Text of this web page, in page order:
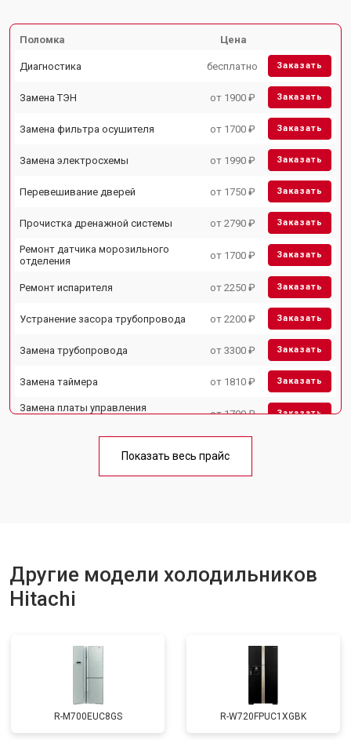
Поломка Цена
Диагностика бесплатно Заказать
Замена ТЭН от 1900 ₽ Заказать
Замена фильтра осушителя от 1700 ₽ Заказать
Замена электросхемы от 1990 ₽ Заказать
Перевешивание дверей от 1750 ₽ Заказать
Прочистка дренажной системы от 2790 ₽ Заказать
Ремонт датчика морозильного
отделения
от 1700 ₽ Заказать
Ремонт испарителя от 2250 ₽ Заказать
Устранение засора трубопровода от 2200 ₽ Заказать
Замена трубопровода от 3300 ₽ Заказать
Замена таймера от 1810 ₽ Заказать
Замена платы управления
от 1700 ₽ Заказать
Ремонт/замена датчика
Замена термостата от 1700 ₽
Замена нагревателя испарителя от 2550 ₽ Заказать
Замена нагревателя оттайки
Устранение утечки хладагента от 1900 ₽
Показать весь прайс
Другие модели холодильников
Hitachi
R-M700EUC8GS R-W720FPUC1XGBK